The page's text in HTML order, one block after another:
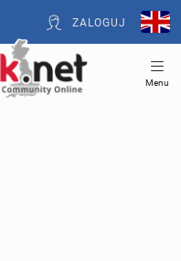
ZALOGUJ
Menu